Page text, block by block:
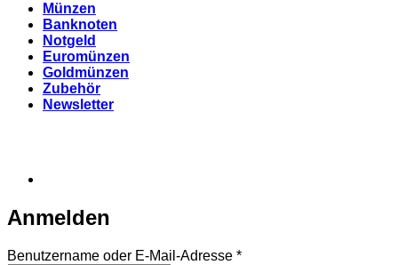
Münzen
Banknoten
Notgeld
Euromünzen
Goldmünzen
Zubehör
Newsletter
Anmelden
Benutzername oder E-Mail-Adresse *Erforderlich